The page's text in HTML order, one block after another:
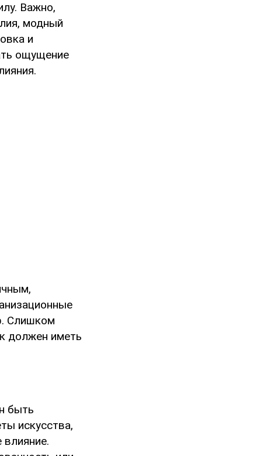
Важно,
модный
и
ощущение
Слишком
должен иметь
быть
искусства,